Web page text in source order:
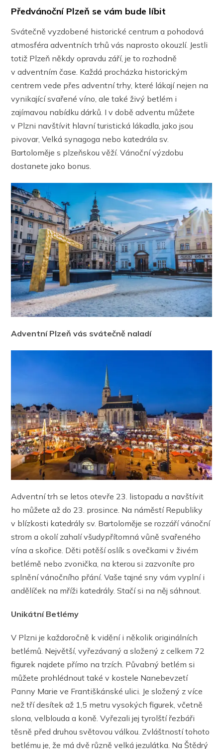
Předvánoční Plzeň se vám bude líbit
Svátečně vyzdobené historické centrum a pohodová
atmosféra adventních trhů vás naprosto okouzlí. Jestli
totiž Plzeň někdy opravdu září, je to rozhodně
v adventním čase. Každá procházka historickým
centrem vede přes adventní trhy, které lákají nejen na
vynikající svařené víno, ale také živý betlém i
zajímavou nabídku dárků. I v době adventu můžete
v Plzni navštívit hlavní turistická lákadla, jako jsou
pivovar, Velká synagoga nebo katedrála sv.
Bartoloměje s plzeňskou věží. Vánoční výzdobu
dostanete jako bonus.
Adventní Plzeň vás svátečně naladí
Adventní trh se letos otevře 23. listopadu a navštívit
ho můžete až do 23. prosince. Na náměstí Republiky
v blízkosti katedrály sv. Bartoloměje se rozzáří vánoční
strom a okolí zahalí všudypřítomná vůně svařeného
vína a skořice. Děti potěší oslík s ovečkami v živém
betlémě nebo zvonička, na kterou si zazvoníte pro
splnění vánočního přání. Vaše tajné sny vám vyplní i
andělíček na mříži katedrály. Stačí si na něj sáhnout.
Unikátní Betlémy
V Plzni je každoročně k vidění i několik originálních
betlémů. Největší, vyřezávaný a složený z celkem 72
figurek najdete přímo na trzích. Půvabný betlém si
můžete prohlédnout také v kostele Nanebevzetí
Panny Marie ve Františkánské ulici. Je složený z více
než tří desítek až 1,5 metru vysokých figurek, včetně
slona, velblouda a koně. Vyřezali jej tyrolští řezbáři
těsně před druhou světovou válkou. Zvláštností tohoto
betlému je, že má dvě různě velká jezulátka. Na Štědrý